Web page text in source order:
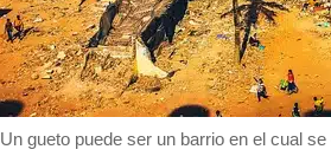
Un gueto puede ser un barrio en el cual